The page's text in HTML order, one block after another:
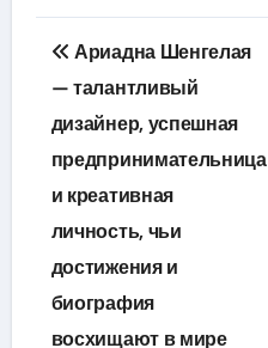
Навигация
по
записям
Ариадна Шенгелая
— талантливый
дизайнер, успешная
предпринимательница
и креативная
личность, чьи
достижения и
биография
восхищают в мире